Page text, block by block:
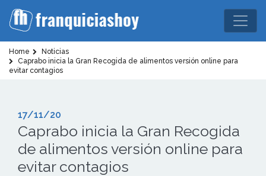
Home
Noticias
Caprabo inicia la Gran Recogida de alimentos versión online para
evitar contagios
17/11/20
Caprabo inicia la Gran Recogida
de alimentos versión online para
evitar contagios